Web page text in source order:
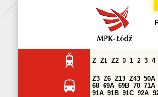
Z Z1 Z2 0 1 2 3 4
Z3 Z6 Z13 Z43 50A
68 69A 69B 70 71A
91A 91B 91C 92A